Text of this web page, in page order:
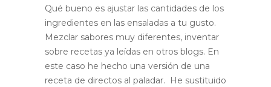
Qué bueno es ajustar las cantidades de los
ingredientes en las ensaladas a tu gusto.
Mezclar sabores muy diferentes, inventar
sobre recetas ya leídas en otros blogs. En
este caso he hecho una versión de una
receta de directos al paladar. He sustituido